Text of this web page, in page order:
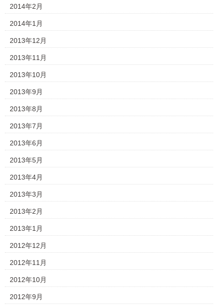
2014年2月
2014年1月
2013年12月
2013年11月
2013年10月
2013年9月
2013年8月
2013年7月
2013年6月
2013年5月
2013年4月
2013年3月
2013年2月
2013年1月
2012年12月
2012年11月
2012年10月
2012年9月